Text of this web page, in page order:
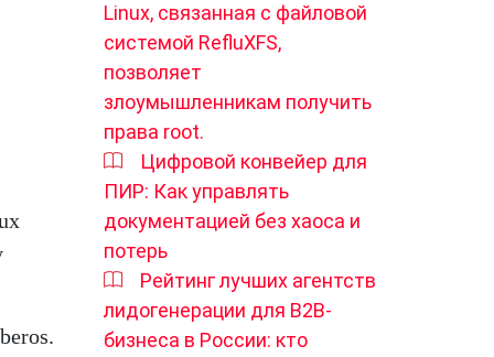
Linux, связанная с файловой
системой RefluXFS,
позволяет
злоумышленникам получить
права root.
Цифровой конвейер для
ПИР: Как управлять
документацией без хаоса и
потерь
Рейтинг лучших агентств
лидогенерации для B2B-
бизнеса в России: кто